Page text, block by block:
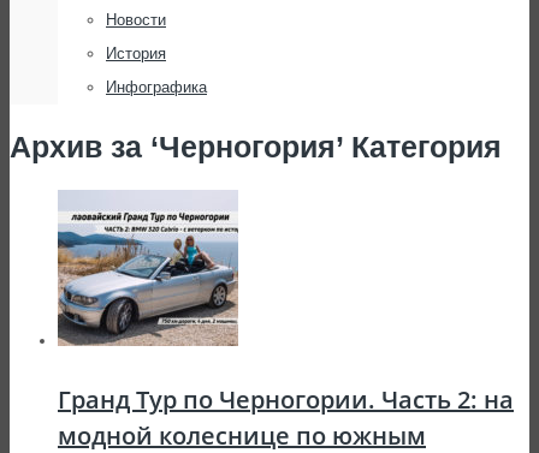
Новости
История
Инфографика
Архив за ‘Черногория’ Категория
Гранд Тур по Черногории. Часть 2: на
модной колеснице по южным